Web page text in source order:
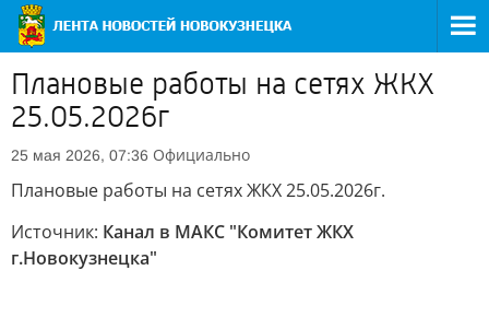
Плановые работы на сетях ЖКХ
25.05.2026г
25 мая 2026, 07:36 Официально
Плановые работы на сетях ЖКХ 25.05.2026г.
Источник: Канал в МАКС "Комитет ЖКХ
г.Новокузнецка"